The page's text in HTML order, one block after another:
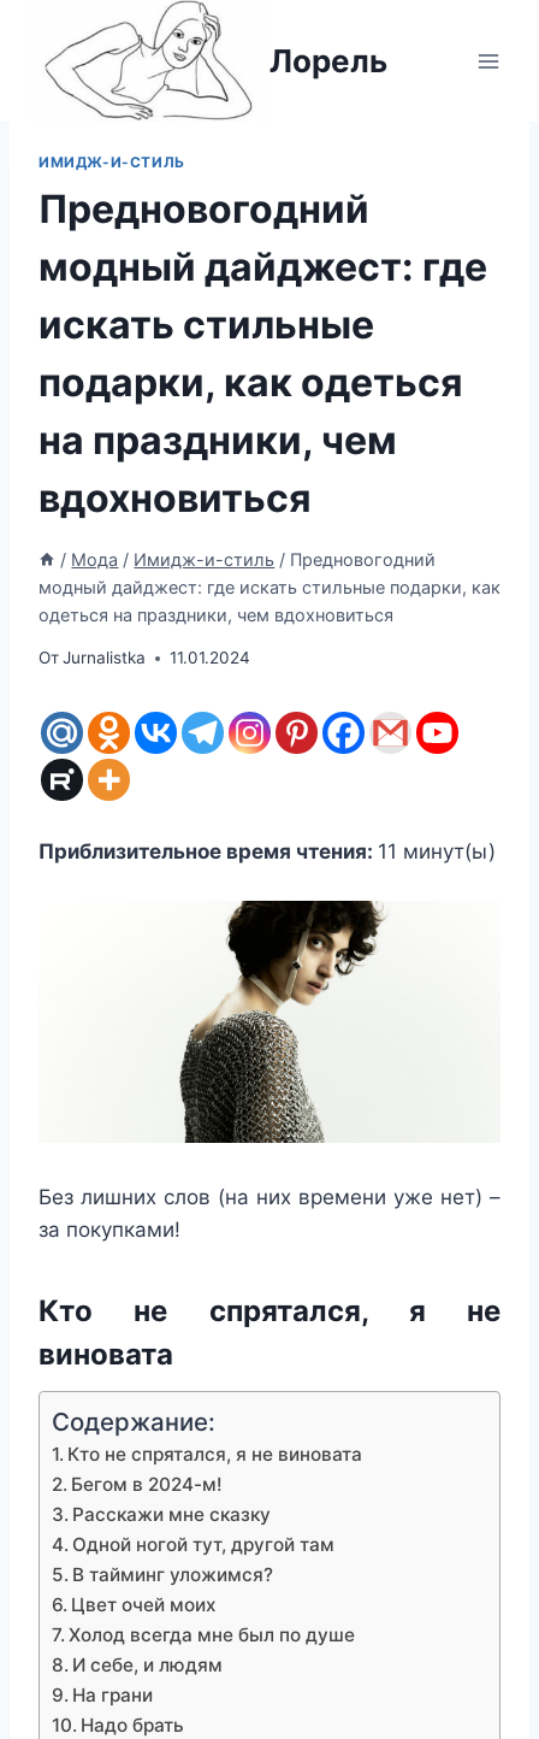
содержимому
Лорель
ИМИДЖ-И-СТИЛЬ
Предновогодний
модный дайджест: где
искать стильные
подарки, как одеться
на праздники, чем
вдохновиться
/ Мода / Имидж-и-стиль / Предновогодний
модный дайджест: где искать стильные подарки, как
одеться на праздники, чем вдохновиться
ОтJurnalistka 11.01.2024
Приблизительное время чтения: 11 минут(ы)
Без лишних слов (на них времени уже нет) –
за покупками!
Кто не спрятался, я не
виновата
Содержание:
Кто не спрятался, я не виновата
Бегом в 2024-м!
Расскажи мне сказку
Одной ногой тут, другой там
В тайминг уложимся?
Цвет очей моих
Холод всегда мне был по душе
И себе, и людям
На грани
Надо брать